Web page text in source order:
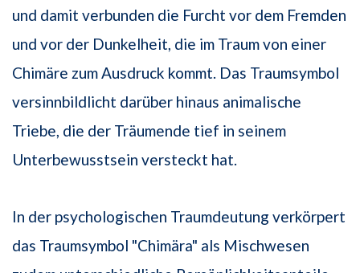
und damit verbunden die Furcht vor dem Fremden
und vor der Dunkelheit, die im Traum von einer
Chimäre zum Ausdruck kommt. Das Traumsymbol
versinnbildlicht darüber hinaus animalische
Triebe, die der Träumende tief in seinem
Unterbewusstsein versteckt hat.
In der psychologischen Traumdeutung verkörpert
das Traumsymbol "Chimära" als Mischwesen